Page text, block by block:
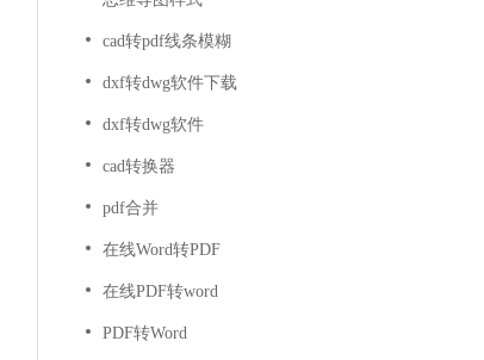
cad转pdf线条模糊
dxf转dwg软件下载
dxf转dwg软件
cad转换器
pdf合并
在线Word转PDF
在线PDF转word
PDF转Word